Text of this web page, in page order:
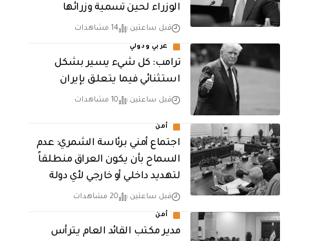
الوزراء لحين تسمية وزرائها
قبل ساعتين 14 مشاهدات
عربي ودولي
ترامب: كل شيء يسير بشكل
استثنائي فيما يتعلق بإيران
قبل ساعتين 10 مشاهدات
أمن
اجتماع أمني برئاسة الشمري: عدم
السماح بأن يكون العراق منطلقاً
لتهديد داخلي أو خارجي لأي دولة
قبل ساعتين 20 مشاهدات
أمن
مدير مكتب القائد العام يترأس